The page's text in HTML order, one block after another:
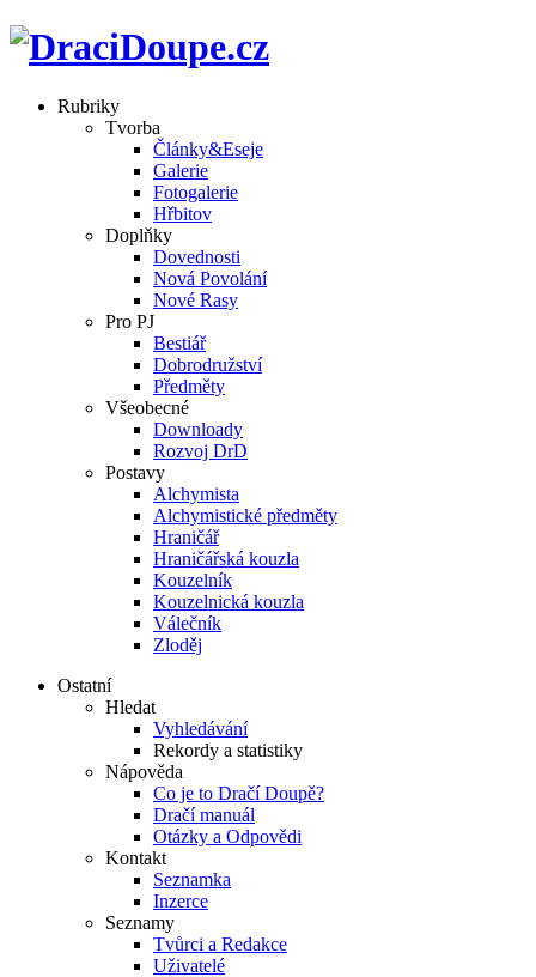
Rubriky
Tvorba
Články&Eseje
Galerie
Fotogalerie
Hřbitov
Doplňky
Dovednosti
Nová Povolání
Nové Rasy
Pro PJ
Bestiář
Dobrodružství
Předměty
Všeobecné
Downloady
Rozvoj DrD
Postavy
Alchymista
Alchymistické předměty
Hraničář
Hraničářská kouzla
Kouzelník
Kouzelnická kouzla
Válečník
Zloděj
Ostatní
Hledat
Vyhledávání
Rekordy a statistiky
Nápověda
Co je to Dračí Doupě?
Dračí manuál
Otázky a Odpovědi
Kontakt
Seznamka
Inzerce
Seznamy
Tvůrci a Redakce
Uživatelé